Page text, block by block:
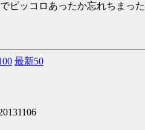
ピッコロあったか忘れちまった
最新50